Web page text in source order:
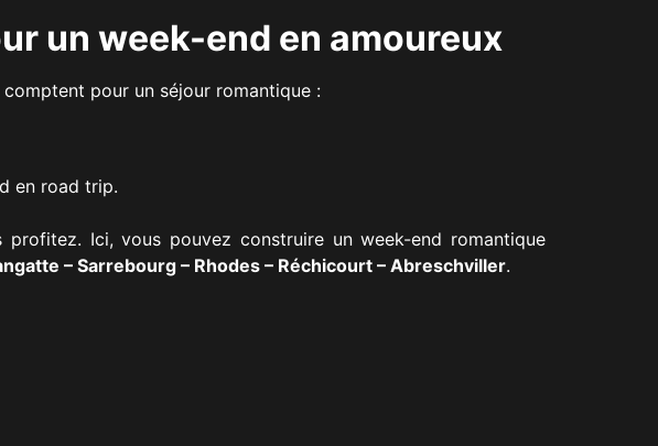
un week-end en amoureux
pour un séjour romantique :
en road trip.
Ici, vous pouvez construire un week-end romantique
– Sarrebourg – Rhodes – Réchicourt – Abreschviller.